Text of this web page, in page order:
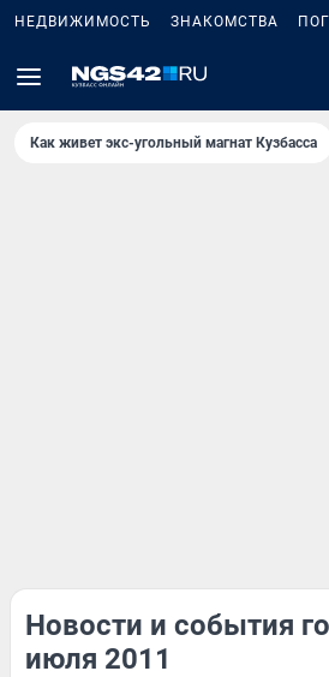
НЕДВИЖИМОСТЬ ЗНАКОМСТВА
Как живет экс-угольный магнат Кузбасса
Новости и события
июля 2011